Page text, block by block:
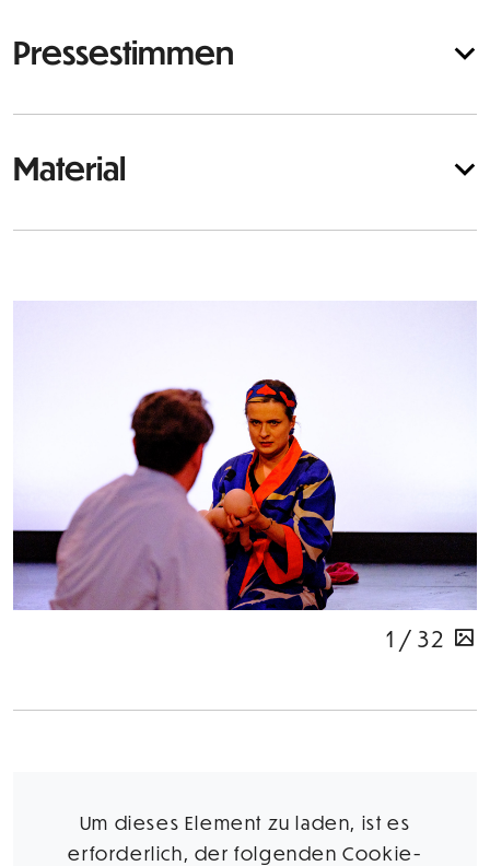
Pressestimmen
Material
1 / 32
Um dieses Element zu laden, ist es
erforderlich, der folgenden Cookie-